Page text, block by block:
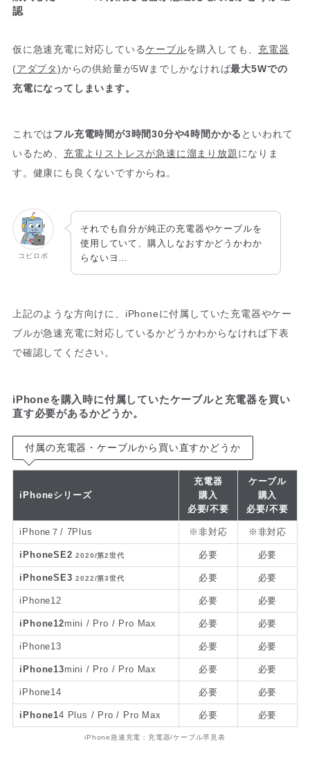
認
仮に急速充電に対応しているケーブルを購入しても、 充電器
(アダプタ)からの供給量が5Wまでしかなければ最大5Wでの
充電になってしまいます。
これではフル充電時間が3時間30分や4時間かかる といわれて
いるため、 充電よりストレスが急速に溜まり放題 になりま
す。健康にも良くないですからね。
コビロボ
それでも自分が純正の充電器やケーブルを
使用していて、購入しなおすかどうかわか
らないヨ…
上記のような方向けに、iPhoneに付属していた充電器やケー
ブルが急速充電に対応しているかどうかわからなければ下表
で確認してください。
iPhoneを購入時に付属していたケーブルと充電器を買い
直す必要があるかどうか。
付属の充電器・ケーブルから買い直すかどうか
iPhoneシリーズ
充電器
購入
必要/不要
ケーブル
購入
必要/不要
iPhone７/ 7Plus ※非対応 ※非対応
iPhoneSE22020/第2世代 必要 必要
iPhoneSE32022/第3世代 必要 必要
iPhone12 必要 必要
iPhone12mini / Pro / Pro Max 必要 必要
iPhone13 必要 必要
iPhone13mini / Pro / Pro Max 必要 必要
iPhone14 必要 必要
iPhone14 Plus / Pro / Pro Max 必要 必要
iPhone急速充電：充電器/ケーブル早見表